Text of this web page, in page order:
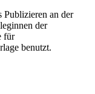
Publizieren an der
der
für
benutzt.